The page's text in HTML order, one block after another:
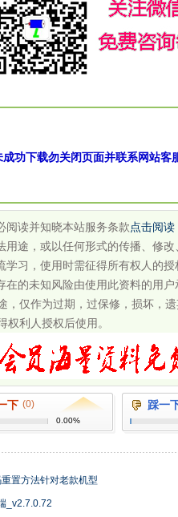
功下载勿关闭页面并联系网站客
阅读并知晓本站服务条款点击阅读
用途，或以任何形式的传播、修
习，使用时需征得所有权人的授
在的未知风险由使用此资料的用
，仅作为过期，过保修，损坏，
利人授权后使用。
下 (0)
0.00%
踩一
置方法针对老款机型
_v2.7.0.72